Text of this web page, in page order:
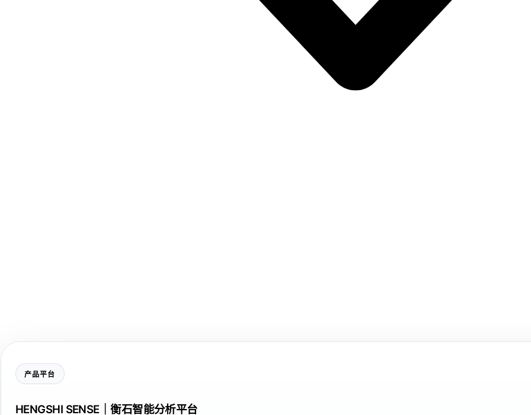
产品平台
HENGSHI SENSE｜衡石智能分析平台